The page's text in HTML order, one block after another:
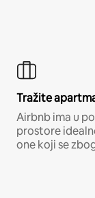
Tražite
Airbnb ima u
prostore
one koji se